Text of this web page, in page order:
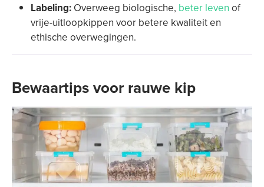
Labeling: Overweeg biologische, beter leven of
vrije-uitloopkippen voor betere kwaliteit en
ethische overwegingen.
Bewaartips voor rauwe kip